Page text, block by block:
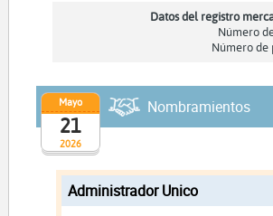
Datos del registro
Número
Número de
2026
Mayo
21
Nombramientos
Administrador Unico